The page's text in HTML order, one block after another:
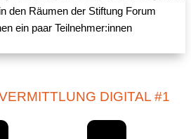
DIGITAL #1